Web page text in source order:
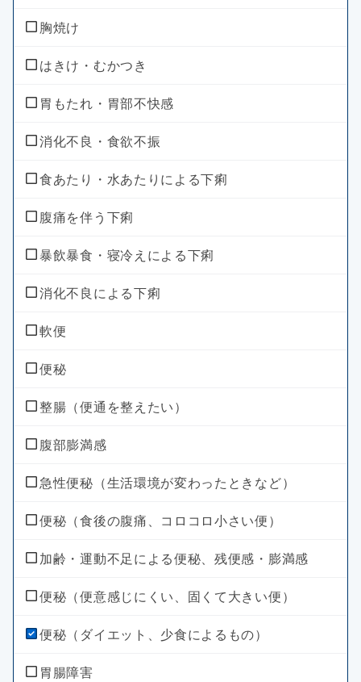
乗物酔いによるめまい
胸焼け
はきけ・むかつき
胃もたれ・胃部不快感
消化不良・食欲不振
食あたり・水あたりによる下痢
腹痛を伴う下痢
暴飲暴食・寝冷えによる下痢
消化不良による下痢
軟便
便秘
整腸（便通を整えたい）
腹部膨満感
急性便秘（生活環境が変わったときなど）
便秘（食後の腹痛、コロコロ小さい便）
加齢・運動不足による便秘、残便感・膨満感
便秘（便意感じにくい、固くて大きい便）
便秘（ダイエット、少食によるもの）
胃腸障害